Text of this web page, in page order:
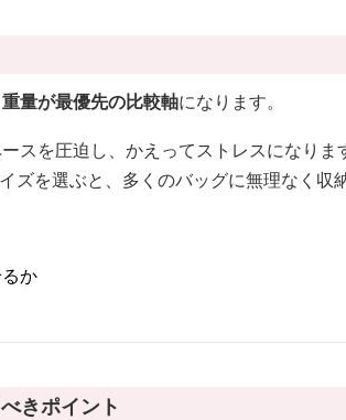
量が最優先の比較軸になります。
スを圧迫し、かえってストレスになりま
ズを選ぶと、多くのバッグに無理なく収
か
きポイント